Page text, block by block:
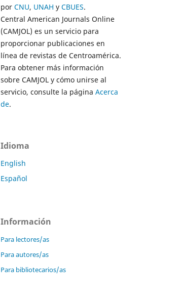
por CNU, UNAH y CBUES.
Central American Journals Online
(CAMJOL) es un servicio para
proporcionar publicaciones en
línea de revistas de Centroamérica.
Para obtener más información
sobre CAMJOL y cómo unirse al
servicio, consulte la página Acerca
de.
Idioma
English
Español
Información
Para lectores/as
Para autores/as
Para bibliotecarios/as